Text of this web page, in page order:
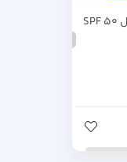
ضدآفتاب فلوئید مینرال SPF 50